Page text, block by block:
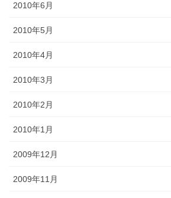
2010年6月
2010年5月
2010年4月
2010年3月
2010年2月
2010年1月
2009年12月
2009年11月